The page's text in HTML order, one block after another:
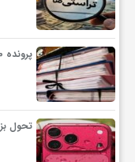
پرونده 3100 قتل به صلح و سازش…
تحول بزرگ